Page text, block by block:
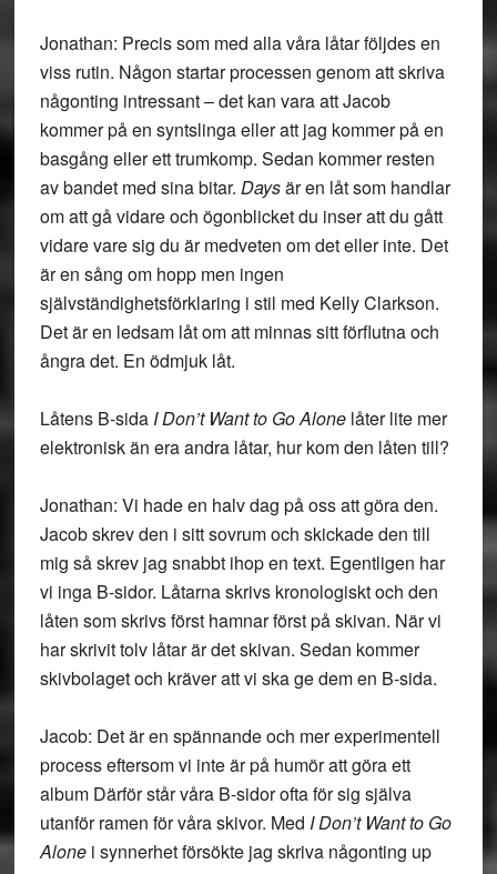
Jonathan: Precis som med alla våra låtar följdes en
viss rutin. Någon startar processen genom att skriva
någonting intressant – det kan vara att Jacob
kommer på en syntslinga eller att jag kommer på en
basgång eller ett trumkomp. Sedan kommer resten
av bandet med sina bitar. Daysär en låt som handlar
om att gå vidare och ögonblicket du inser att du gått
vidare vare sig du är medveten om det eller inte. Det
är en sång om hopp men ingen
självständighetsförklaring i stil med Kelly Clarkson.
Det är en ledsam låt om att minnas sitt förflutna och
ångra det. En ödmjuk låt.
Låtens B-sida I Don’t Want to Go Alonelåter lite mer
elektronisk än era andra låtar, hur kom den låten till?
Jonathan: Vi hade en halv dag på oss att göra den.
Jacob skrev den i sitt sovrum och skickade den till
mig så skrev jag snabbt ihop en text. Egentligen har
vi inga B-sidor. Låtarna skrivs kronologiskt och den
låten som skrivs först hamnar först på skivan. När vi
har skrivit tolv låtar är det skivan. Sedan kommer
skivbolaget och kräver att vi ska ge dem en B-sida.
Jacob: Det är en spännande och mer experimentell
process eftersom vi inte är på humör att göra ett
album Därför står våra B-sidor ofta för sig själva
utanför ramen för våra skivor. Med I Don’t Want to Go
Alonei synnerhet försökte jag skriva någonting up